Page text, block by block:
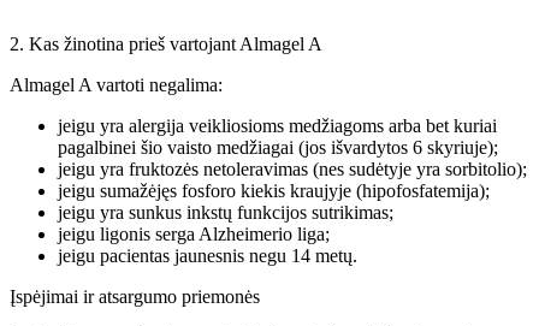
2. Kas žinotina prieš vartojant Almagel A
Almagel A vartoti negalima:
jeigu yra alergija veikliosioms medžiagoms arba bet kuriai
pagalbinei šio vaisto medžiagai (jos išvardytos 6 skyriuje);
jeigu yra fruktozės netoleravimas (nes sudėtyje yra sorbitolio);
jeigu sumažėjęs fosforo kiekis kraujyje (hipofosfatemija);
jeigu yra sunkus inkstų funkcijos sutrikimas;
jeigu ligonis serga Alzheimerio liga;
jeigu pacientas jaunesnis negu 14 metų.
Įspėjimai ir atsargumo priemonės